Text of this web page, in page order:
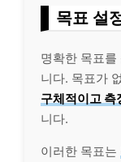
목표 설
명확한 목표
니다. 목표가
구체적이고 측
니다.
이러한 목표는